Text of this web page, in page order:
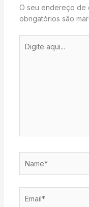
O seu endereço de
obrigatórios são
aqui...